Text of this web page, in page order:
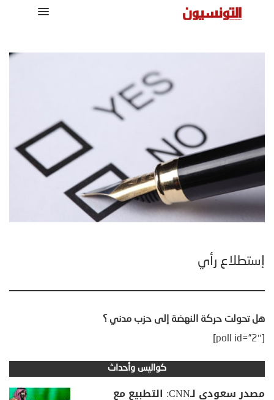
إستطلاع رأي
هل تحولت حركة النهضة إلى حزب مدني ؟
كواليس وأحداث
مصدر سعودي لـCNN: التطبيع مع